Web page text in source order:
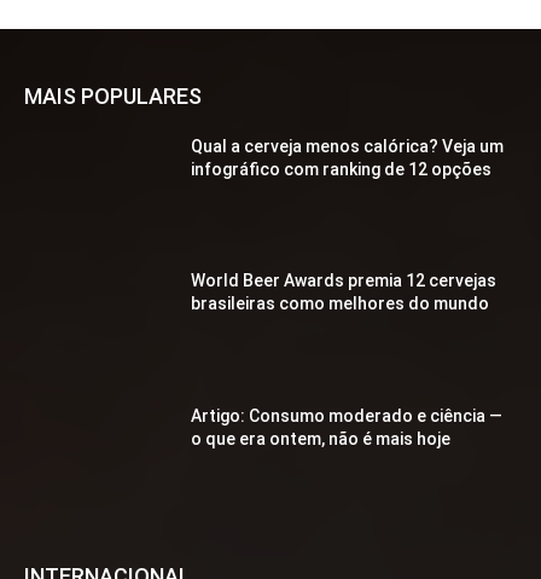
MAIS POPULARES
Qual a cerveja menos calórica? Veja um
infográfico com ranking de 12 opções
World Beer Awards premia 12 cervejas
brasileiras como melhores do mundo
Artigo: Consumo moderado e ciência —
o que era ontem, não é mais hoje